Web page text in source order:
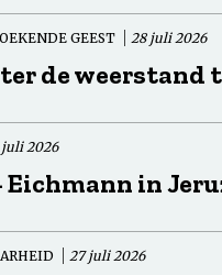
GEEST 28 juli 2026
de weerstand
juli 2026
Eichmann in
27 juli 2026